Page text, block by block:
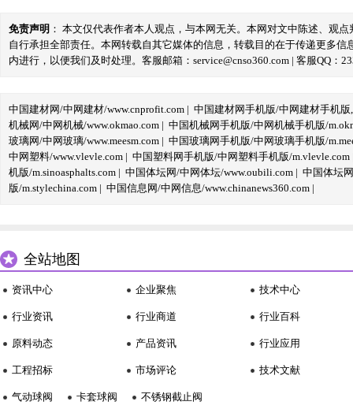
免责声明 ： 本文仅代表作者本人观点，与本网无关。本网对文中陈述、观
自行承担全部责任。本网转载自其它媒体的信息，转载目的在于传递更多
内进行，以便我们及时处理。客服邮箱：service@cnso360.com | 客服QQ：
中国建材网/中网建材/www.cnprofit.com | 中国建材网手机版/中网建材手机版
机械网/中网机械/www.okmao.com | 中国机械网手机版/中网机械手机版/
玻璃网/中网玻璃/www.meesm.com | 中国玻璃网手机版/中网玻璃手机版/
中网塑料/www.vlevle.com | 中国塑料网手机版/中网塑料手机版/m.vlevle.com
机版/m.sinoasphalts.com | 中国体坛网/中网体坛/www.oubili.com | 中国体坛
版/m.stylechina.com | 中国信息网/中网信息/www.chinanews360.com |
全站地图
资讯中心
行业资讯
原料动态
工程招标
企业聚焦
行业商道
产品资讯
市场评论
技术中心
行业百科
行业应用
技术文献
气动球阀 卡套球阀 不锈钢截止阀